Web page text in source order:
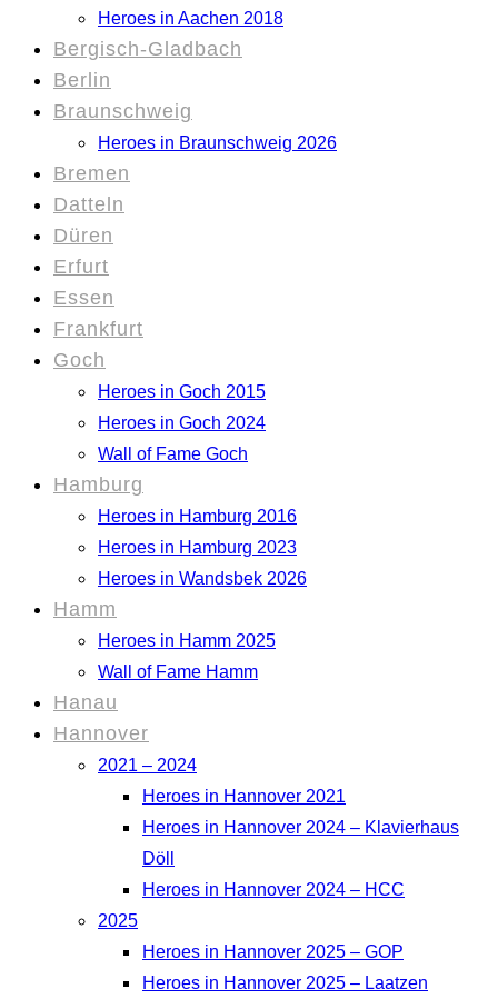
Heroes in Aachen 2018
Bergisch-Gladbach
Berlin
Braunschweig
Heroes in Braunschweig 2026
Bremen
Datteln
Düren
Erfurt
Essen
Frankfurt
Goch
Heroes in Goch 2015
Heroes in Goch 2024
Wall of Fame Goch
Hamburg
Heroes in Hamburg 2016
Heroes in Hamburg 2023
Heroes in Wandsbek 2026
Hamm
Heroes in Hamm 2025
Wall of Fame Hamm
Hanau
Hannover
2021 – 2024
Heroes in Hannover 2021
Heroes in Hannover 2024 – Klavierhaus
Döll
Heroes in Hannover 2024 – HCC
2025
Heroes in Hannover 2025 – GOP
Heroes in Hannover 2025 – Laatzen